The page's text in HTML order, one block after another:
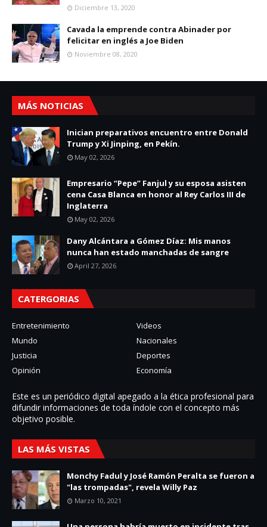
Diciembre 13, 2020
Cavada la emprende contra Abinader por
felicitar en inglés a Joe Biden
Noviembre 08, 2020
MÁS NOTICIAS
Inician preparativos encuentro entre Donald
Trump y Xi Jinping, en Pekín.
May 02, 2026
Empresario “Pepe” Fanjul y su esposa asisten
cena Casa Blanca en honor al Rey Carlos III de
Inglaterra
May 02, 2026
Dany Alcántara a Gómez Díaz: Mis manos
nunca han estado manchadas de sangre
April 27, 2026
CATERGORIAS
Entretenimiento
Videos
Mundo
Nacionales
Justicia
Deportes
Opinión
Economía
Este es un periódico digital apegado a la ética profesional para
difundir informaciones de toda í­ndole con el concepto más
objetivo posible.
LAS MÁS VISTAS
Monchy Fadul y José Ramón Peralta se fueron a
"las trompadas", revela Willy Paz
Marzo 10, 2021